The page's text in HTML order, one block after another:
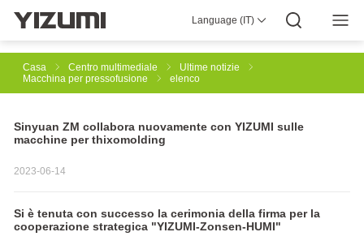
Language (IT)
Soluzioni Di Stampa Industriale 3D SpaceA Pressofusione
Chi Siamo YIZUMI 4.0
Saggezza Globale
Centro Multimediale
Relazioni Con Gli Investitori
Scarica
Casa
Centro multimediale
Ultime notizie
Macchina per pressofusione
elenco
Sinyuan ZM collabora nuovamente con YIZUMI sulle
macchine per thixomolding
2023-06-14
Si è tenuta con successo la cerimonia della firma per la
cooperazione strategica "YIZUMI-Zonsen-HUMI"